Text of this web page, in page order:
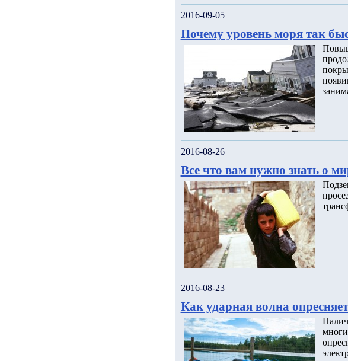
2016-09-05
Почему уровень моря так
2016-08-26
Все что вам нужно знать о
2016-08-23
Как ударная волна